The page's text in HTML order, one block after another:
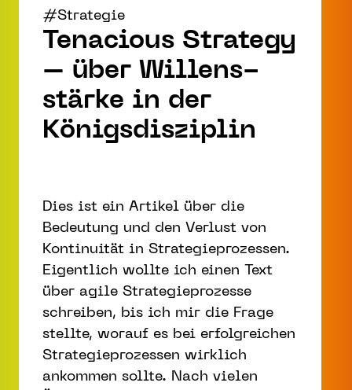
#Strategie
Tenacious Strategy
– über Willens­
stärke in der
Königs­disziplin­
Dies ist ein Artikel über die
Bedeutung und den Verlust von
Kontinuität in Strategieprozessen.
Eigentlich wollte ich einen Text
über agile Strategieprozesse
schreiben, bis ich mir die Frage
stellte, worauf es bei erfolgreichen
Strategieprozessen wirklich
ankommen sollte. Nach vielen